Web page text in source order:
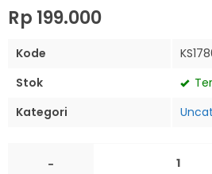
Rp 199.000
Kode
Stok
Kategori
-